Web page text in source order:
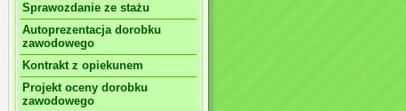
Sprawozdanie ze stażu
Autoprezentacja dorobku
zawodowego
Kontrakt z opiekunem
Projekt oceny dorobku
zawodowego